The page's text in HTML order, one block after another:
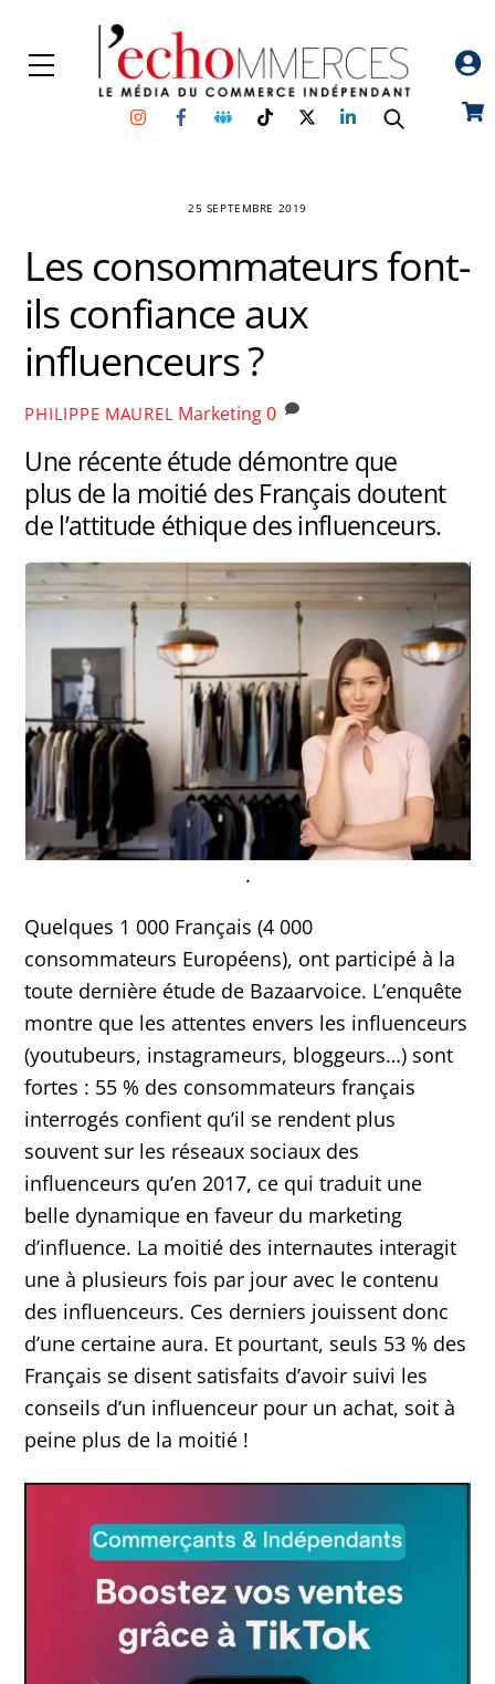
content
Menu
InstagramFacebookGroupe
Facebook
TikTokTwitterLinkedin
25 SEPTEMBRE 2019
Les consommateurs font-
ils confiance aux
influenceurs ?
PHILIPPE MAUREL Marketing0
Une récente étude démontre que
plus de la moitié des Français doutent
de l’attitude éthique des influenceurs.
.
Quelques 1 000 Français (4 000
consommateurs Européens), ont participé à la
toute dernière étude de Bazaarvoice. L’enquête
montre que les attentes envers les influenceurs
(youtubeurs, instagrameurs, bloggeurs…) sont
fortes : 55 % des consommateurs français
interrogés confient qu’il se rendent plus
souvent sur les réseaux sociaux des
influenceurs qu’en 2017, ce qui traduit une
belle dynamique en faveur du marketing
d’influence. La moitié des internautes interagit
une à plusieurs fois par jour avec le contenu
des influenceurs. Ces derniers jouissent donc
d’une certaine aura. Et pourtant, seuls 53 % des
Français se disent satisfaits d’avoir suivi les
conseils d’un influenceur pour un achat, soit à
peine plus de la moitié !